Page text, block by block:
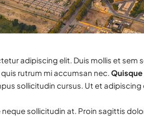
adipiscing elit. Duis mollis et sem
rutrum mi accumsan nec.
sollicitudin cursus. Ut et
sollicitudin at. Proin sagittis